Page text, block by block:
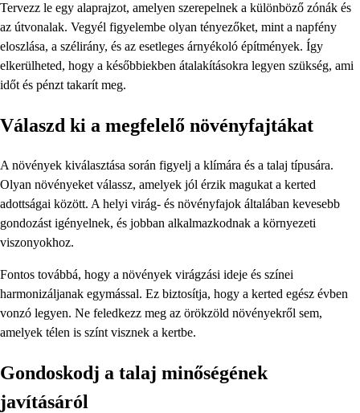
Tervezz le egy alaprajzot, amelyen szerepelnek a különböző zónák és
az útvonalak. Vegyél figyelembe olyan tényezőket, mint a napfény
eloszlása, a szélirány, és az esetleges árnyékoló építmények. Így
elkerülheted, hogy a későbbiekben átalakításokra legyen szükség, ami
időt és pénzt takarít meg.
Válaszd ki a megfelelő növényfajtákat
A növények kiválasztása során figyelj a klímára és a talaj típusára.
Olyan növényeket válassz, amelyek jól érzik magukat a kerted
adottságai között. A helyi virág- és növényfajok általában kevesebb
gondozást igényelnek, és jobban alkalmazkodnak a környezeti
viszonyokhoz.
Fontos továbbá, hogy a növények virágzási ideje és színei
harmonizáljanak egymással. Ez biztosítja, hogy a kerted egész évben
vonzó legyen. Ne feledkezz meg az örökzöld növényekről sem,
amelyek télen is színt visznek a kertbe.
Gondoskodj a talaj minőségének
javításáról